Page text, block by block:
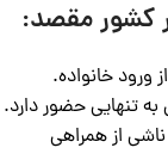
کشور مقصد:
خانواده.
تنهایی حضور دارد.
از همراهی